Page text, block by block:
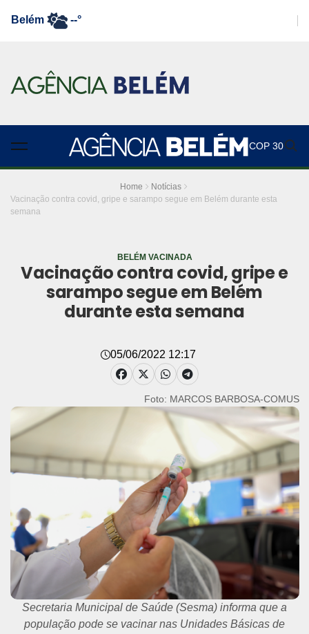
Belém --°
COP 30
Home
Notícias
Vacinação contra covid, gripe e sarampo segue em Belém durante esta
semana
BELÉM VACINADA
Vacinação contra covid, gripe e
sarampo segue em Belém
durante esta semana
05/06/2022 12:17
Foto: MARCOS BARBOSA-COMUS
Secretaria Municipal de Saúde (Sesma) informa que a
população pode se vacinar nas Unidades Básicas de